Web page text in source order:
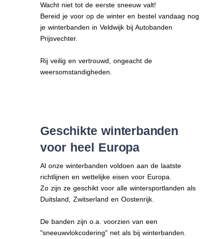
Wacht niet tot de eerste sneeuw valt!
Bereid je voor op de winter en bestel vandaag nog
je winterbanden in Veldwijk bij Autobanden
Prijsvechter.
Rij veilig en vertrouwd, ongeacht de
weersomstandigheden.
Geschikte winterbanden
voor heel Europa
Al onze winterbanden voldoen aan de laatste
richtlijnen en wettelijke eisen voor Europa.
Zo zijn ze geschikt voor alle wintersportlanden als
Duitsland, Zwitserland en Oostenrijk.
De banden zijn o.a. voorzien van een
"sneeuwvlokcodering" net als bij winterbanden.